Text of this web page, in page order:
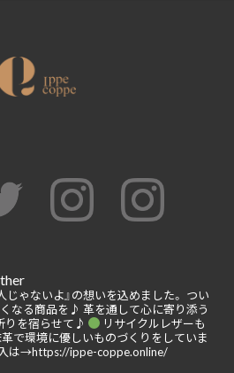
じゃないよ』の想いを込めました。 つい
なる商品を♪ 革を通して心に寄り添う
りを宿らせて♪
リサイクルレザーも
で環境に優しいものづくりをしていま
は→https://ippe-coppe.online/